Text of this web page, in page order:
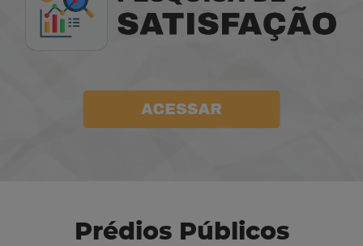
Prédios Públicos